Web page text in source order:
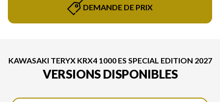
DEMANDE DE PRIX
KAWASAKI TERYX KRX4 1000 ES SPECIAL EDITION 2027
VERSIONS DISPONIBLES